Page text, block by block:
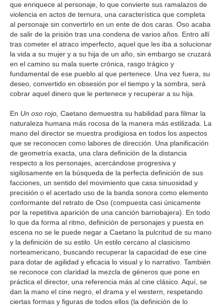
que enriquece al personaje, lo que convierte sus ramalazos de
violencia en actos de ternura, una característica que completa
al personaje sin convertirlo en un ente de dos caras. Oso acaba
de salir de la prisión tras una condena de varios años. Entro allí
tras cometer el atraco imperfecto, aquel que les iba a solucionar
la vida a su mujer y a su hija de un año, sin embargo se cruzará
en el camino su mala suerte crónica, rasgo trágico y
fundamental de ese pueblo al que pertenece. Una vez fuera, su
deseo, convertido en obsesión por el tiempo y la sombra, será
cobrar aquel dinero que le pertenece y recuperar a su hija.
En Un oso rojo, Caetano demuestra su habilidad para filmar la
naturaleza humana más rocosa de la manera más estilizada. La
mano del director se muestra prodigiosa en todos los aspectos
que se reconocen como labores de dirección. Una planificación
de geometría exacta, una clara definición de la distancia
respecto a los personajes, acercándose progresiva y
sigilosamente en la búsqueda de la perfecta definición de sus
facciones, un sentido del movimiento que casa sinuosidad y
precisión o el acertado uso de la banda sonora como elemento
conformante del retrato de Oso (compuesta casi únicamente
por la repetitiva aparición de una canción barriobajera). En todo
lo que da forma al ritmo, definición de personajes y puesta en
escena no se le puede negar a Caetano la pulcritud de su mano
y la definición de su estilo. Un estilo cercano al clasicismo
norteamericano, buscando recuperar la capacidad de ese cine
para dotar de agilidad y eficacia lo visual y lo narrativo. También
se reconoce con claridad la mezcla de géneros que pone en
práctica el director, una referencia más al cine clásico. Aquí, se
dan la mano el cine negro, el drama y el western, respetando
ciertas formas y figuras de todos ellos (la definición de lo